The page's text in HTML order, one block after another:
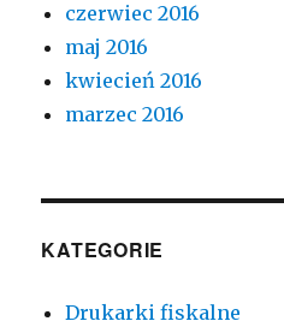
czerwiec 2016
maj 2016
kwiecień 2016
marzec 2016
KATEGORIE
Drukarki fiskalne